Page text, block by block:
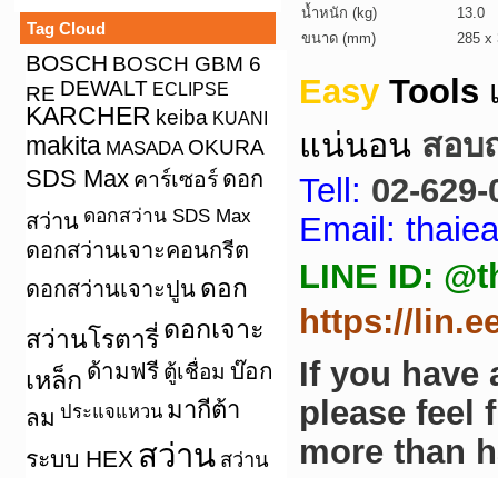
Tag Cloud
BOSCH BOSCH GBM 6
RE DEWALT ECLIPSE
KARCHER keiba KUANI
makita MASADA OKURA
SDS Max คาร์เซอร์ ดอก
สว่าน ดอกสว่าน SDS Max
ดอกสว่านเจาะคอนกรีต
ดอกสว่านเจาะปูน ดอก
สว่านโรตารี่ ดอกเจาะ
เหล็ก ด้ามฟรี ตู้เชื่อม บ๊อก
ลม ประแจแหวน มากีต้า
ระบบ HEX สว่าน สว่าน
น้ำหนัก (kg)
13.0
ขนาด (mm)
285 x
Easy Tools
แน่นอน สอบ
Tell: 02-629-
Email:
LINE ID:
https://
If you have
please feel
more than